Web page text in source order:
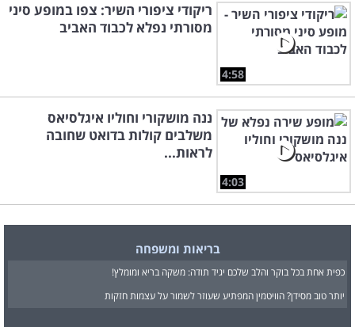
4:58
ריקודי ציפורי השיר: צפו במופע סיני
מסורתי נפלא לכבוד האביב
4:03
ננה מושקורי וחוליו איגלסיאס
משלבים קולות בדואט שחובה
לראות...
בריאות ומשפחה
כפית אחת בכל בוקר והלב שלכם יגיד תודה: משקה בריא ומומלץ!
יותר טוב מסידן? הוויטמין המפתיע שעוזר לשמור על עצמות חזקות